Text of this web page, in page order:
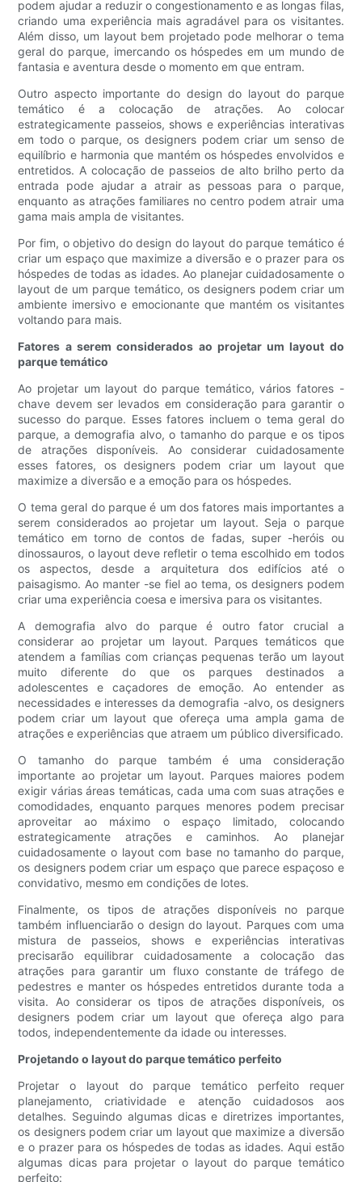
podem ajudar a reduzir o congestionamento e as longas filas,
criando uma experiência mais agradável para os visitantes.
Além disso, um layout bem projetado pode melhorar o tema
geral do parque, imercando os hóspedes em um mundo de
fantasia e aventura desde o momento em que entram.
Outro aspecto importante do design do layout do parque
temático é a colocação de atrações. Ao colocar
estrategicamente passeios, shows e experiências interativas
em todo o parque, os designers podem criar um senso de
equilíbrio e harmonia que mantém os hóspedes envolvidos e
entretidos. A colocação de passeios de alto brilho perto da
entrada pode ajudar a atrair as pessoas para o parque,
enquanto as atrações familiares no centro podem atrair uma
gama mais ampla de visitantes.
Por fim, o objetivo do design do layout do parque temático é
criar um espaço que maximize a diversão e o prazer para os
hóspedes de todas as idades. Ao planejar cuidadosamente o
layout de um parque temático, os designers podem criar um
ambiente imersivo e emocionante que mantém os visitantes
voltando para mais.
Fatores a serem considerados ao projetar um layout do
parque temático
Ao projetar um layout do parque temático, vários fatores -
chave devem ser levados em consideração para garantir o
sucesso do parque. Esses fatores incluem o tema geral do
parque, a demografia alvo, o tamanho do parque e os tipos
de atrações disponíveis. Ao considerar cuidadosamente
esses fatores, os designers podem criar um layout que
maximize a diversão e a emoção para os hóspedes.
O tema geral do parque é um dos fatores mais importantes a
serem considerados ao projetar um layout. Seja o parque
temático em torno de contos de fadas, super -heróis ou
dinossauros, o layout deve refletir o tema escolhido em todos
os aspectos, desde a arquitetura dos edifícios até o
paisagismo. Ao manter -se fiel ao tema, os designers podem
criar uma experiência coesa e imersiva para os visitantes.
A demografia alvo do parque é outro fator crucial a
considerar ao projetar um layout. Parques temáticos que
atendem a famílias com crianças pequenas terão um layout
muito diferente do que os parques destinados a
adolescentes e caçadores de emoção. Ao entender as
necessidades e interesses da demografia -alvo, os designers
podem criar um layout que ofereça uma ampla gama de
atrações e experiências que atraem um público diversificado.
O tamanho do parque também é uma consideração
importante ao projetar um layout. Parques maiores podem
exigir várias áreas temáticas, cada uma com suas atrações e
comodidades, enquanto parques menores podem precisar
aproveitar ao máximo o espaço limitado, colocando
estrategicamente atrações e caminhos. Ao planejar
cuidadosamente o layout com base no tamanho do parque,
os designers podem criar um espaço que parece espaçoso e
convidativo, mesmo em condições de lotes.
Finalmente, os tipos de atrações disponíveis no parque
também influenciarão o design do layout. Parques com uma
mistura de passeios, shows e experiências interativas
precisarão equilibrar cuidadosamente a colocação das
atrações para garantir um fluxo constante de tráfego de
pedestres e manter os hóspedes entretidos durante toda a
visita. Ao considerar os tipos de atrações disponíveis, os
designers podem criar um layout que ofereça algo para
todos, independentemente da idade ou interesses.
Projetando o layout do parque temático perfeito
Projetar o layout do parque temático perfeito requer
planejamento, criatividade e atenção cuidadosos aos
detalhes. Seguindo algumas dicas e diretrizes importantes,
os designers podem criar um layout que maximize a diversão
e o prazer para os hóspedes de todas as idades. Aqui estão
algumas dicas para projetar o layout do parque temático
perfeito: